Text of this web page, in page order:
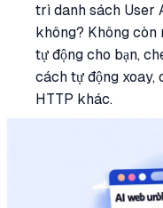
trì danh sách User
không? Không còn
tự động cho bạn,
cách tự động xoay,
HTTP khác.